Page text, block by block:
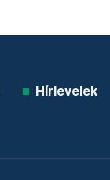
Hírlevelek